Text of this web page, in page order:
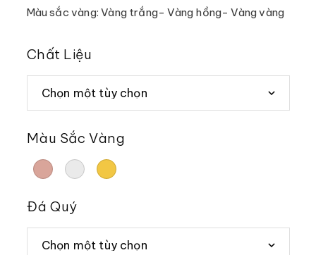
Màu sắc vàng: Vàng trắng- Vàng hồng- Vàng vàng
Chất Liệu
Màu Sắc Vàng
Đá Quý